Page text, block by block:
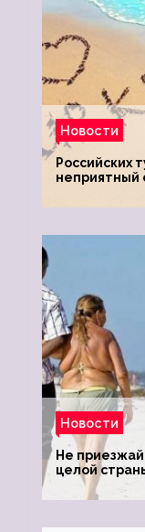
Новости
Российских
неприятный
Новости
Не
целой
туристки